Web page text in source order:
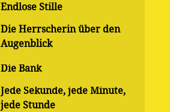
Endlose Stille
Die Herrscherin über den
Augenblick
Die Bank
Jede Sekunde, jede Minute,
jede Stunde